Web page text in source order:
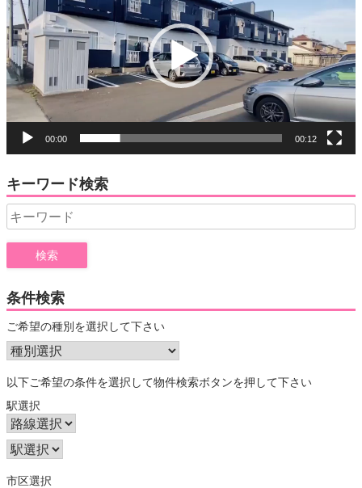
プ
レ
ー
ヤ
ー
00:00 00:12
キーワード検索
Search
for:
条件検索
ご希望の種別を選択して下さい
以下ご希望の条件を選択して物件検索ボタンを押して下さい
駅選択
市区選択